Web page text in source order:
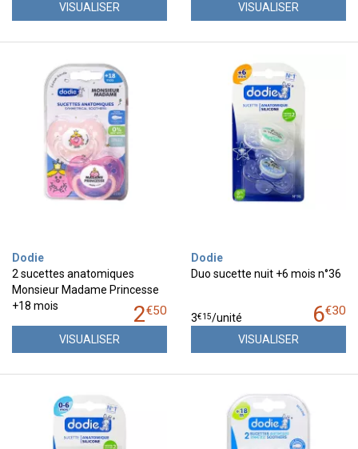
VISUALISER VISUALISER
Dodie
2 sucettes anatomiques
Monsieur Madame Princesse
+18 mois
2€50
VISUALISER
Dodie
Duo sucette nuit +6 mois n°36
6€30
3€15/unité
VISUALISER